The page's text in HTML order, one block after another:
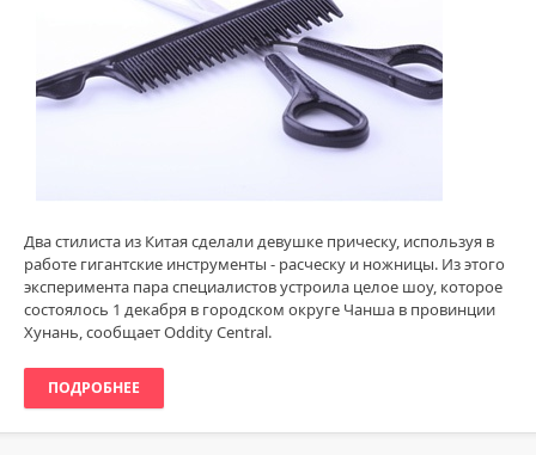
Два стилиста из Китая сделали девушке прическу, используя в
работе гигантские инструменты - расческу и ножницы. Из этого
эксперимента пара специалистов устроила целое шоу, которое
состоялось 1 декабря в городском округе Чанша в провинции
Хунань, сообщает Oddity Central.
ПОДРОБНЕЕ